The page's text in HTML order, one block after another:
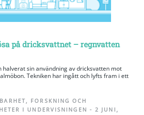
på dricksvattnet – regnvatten
halverat sin användning av dricksvatten mot
Tekniken har ingått och lyfts fram i ett
, FORSKNING OCH
I UNDERVISNINGEN -2 JUNI,